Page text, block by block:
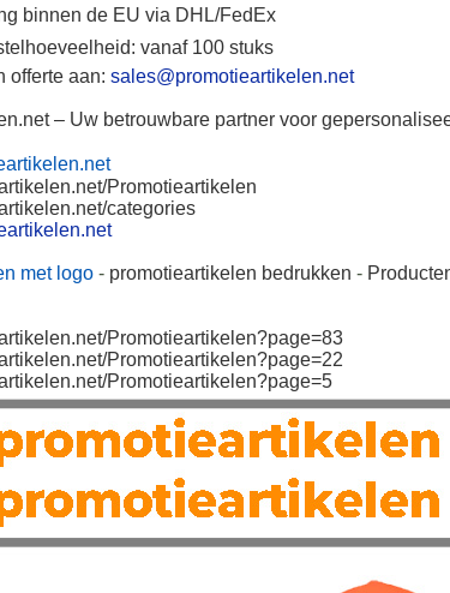
binnen de EU via DHL/FedEx
vanaf 100 stuks
offerte aan:sales@promotieartikelen.net
– Uw betrouwbare partner voor
Promotieartikelen
categories
met logo - promotieartikelen bedrukken -
Promotieartikelen?page=83
Promotieartikelen?page=22
Promotieartikelen?page=5